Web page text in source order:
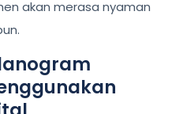
akan merasa nyaman